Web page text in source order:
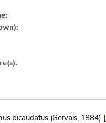
bicaudatus (Gervais, 1884) [